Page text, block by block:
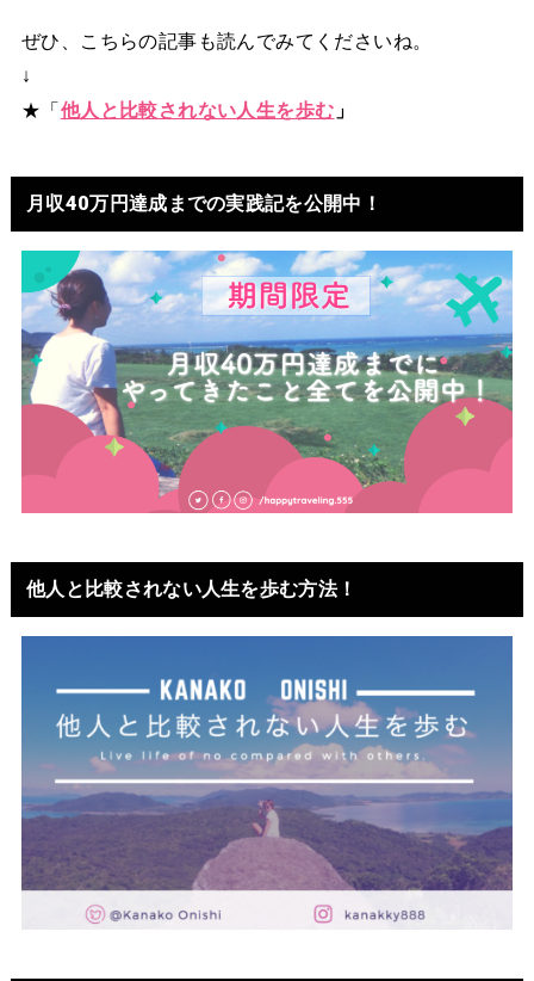
ぜひ、こちらの記事も読んでみてくださいね。
↓
★「他人と比較されない人生を歩む 」
月収40万円達成までの実践記を公開中！
他人と比較されない人生を歩む方法！